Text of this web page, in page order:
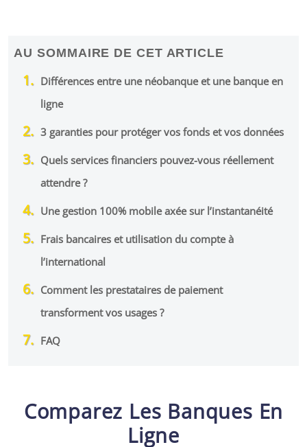
AU SOMMAIRE DE CET ARTICLE
Différences entre une néobanque et une banque en
ligne
3 garanties pour protéger vos fonds et vos données
Quels services financiers pouvez-vous réellement
attendre ?
Une gestion 100% mobile axée sur l’instantanéité
Frais bancaires et utilisation du compte à
l’international
Comment les prestataires de paiement
transforment vos usages ?
FAQ
Comparez Les Banques En
Ligne